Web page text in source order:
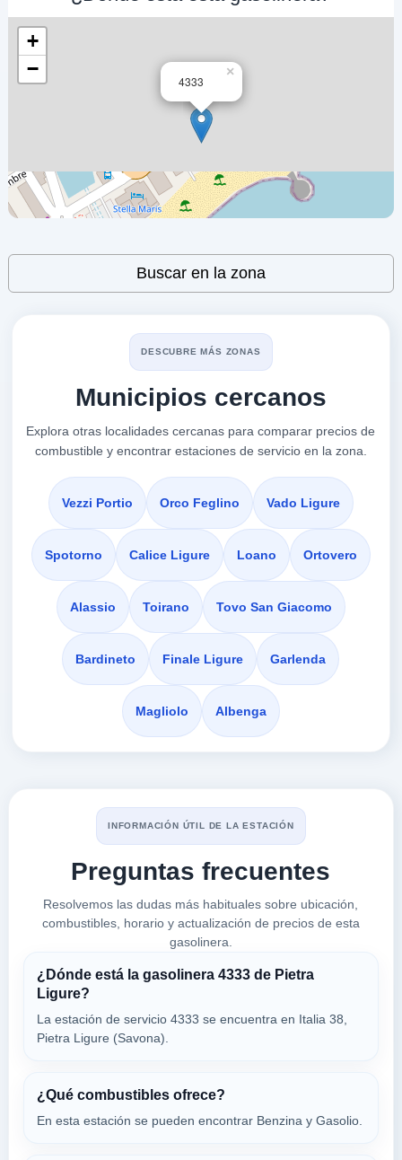
a 1.96 Km
Self &
a 2.02 Km
VER PRECIOS
Via Aurelia Km 607 + 120 Snc
LOANO,
a 3.86 Km
Aurelia 312
LOANO,
17027
VER PRECIOS
a 4.07 Km
Via Aurelia 203
LOANO,
VER PRECIOS
ITALIANA PETROLI
Viale Rinaldo Piaggio 6
VER PRECIOS
Gas Auto
a 4.2 Km
Localita' Burdiassa - Str. Prov. 17
17027
4333
×
+
−
Buscar en la zona
DESCUBRE MÁS ZONAS
Municipios cercanos
Explora otras localidades cercanas para comparar precios de
combustible y encontrar estaciones de servicio en la zona.
Vezzi Portio Orco Feglino Vado Ligure
Spotorno Calice Ligure Loano Ortovero
Alassio Toirano Tovo San Giacomo
Bardineto Finale Ligure Garlenda
Magliolo Albenga
INFORMACIÓN ÚTIL DE LA ESTACIÓN
Preguntas frecuentes
Resolvemos las dudas más habituales sobre ubicación,
combustibles, horario y actualización de precios de esta
gasolinera.
¿Dónde está la gasolinera 4333 de Pietra
Ligure?
La estación de servicio 4333 se encuentra en Italia 38,
Pietra Ligure (Savona).
¿Qué combustibles ofrece?
En esta estación se pueden encontrar Benzina y Gasolio.